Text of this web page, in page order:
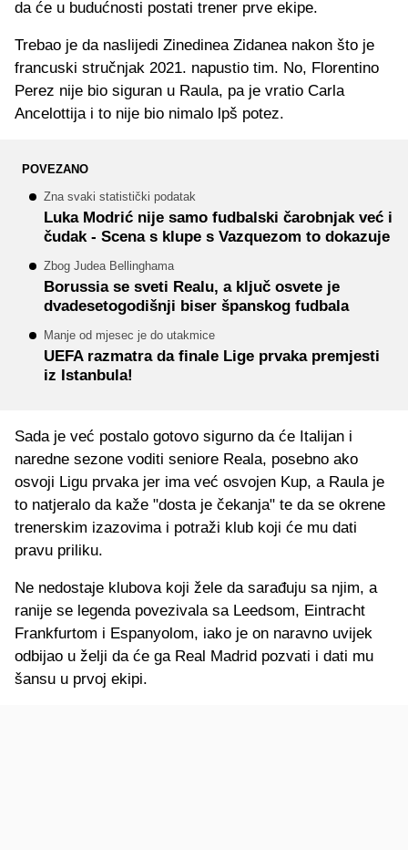
da će u budućnosti postati trener prve ekipe.
Trebao je da naslijedi Zinedinea Zidanea nakon što je
francuski stručnjak 2021. napustio tim. No, Florentino
Perez nije bio siguran u Raula, pa je vratio Carla
Ancelottija i to nije bio nimalo lpš potez.
POVEZANO
Zna svaki statistički podatak
Luka Modrić nije samo fudbalski čarobnjak već i
čudak - Scena s klupe s Vazquezom to dokazuje
Zbog Judea Bellinghama
Borussia se sveti Realu, a ključ osvete je
dvadesetogodišnji biser španskog fudbala
Manje od mjesec je do utakmice
UEFA razmatra da finale Lige prvaka premjesti
iz Istanbula!
Sada je već postalo gotovo sigurno da će Italijan i
naredne sezone voditi seniore Reala, posebno ako
osvoji Ligu prvaka jer ima već osvojen Kup, a Raula je
to natjeralo da kaže "dosta je čekanja" te da se okrene
trenerskim izazovima i potraži klub koji će mu dati
pravu priliku.
Ne nedostaje klubova koji žele da sarađuju sa njim, a
ranije se legenda povezivala sa Leedsom, Eintracht
Frankfurtom i Espanyolom, iako je on naravno uvijek
odbijao u želji da će ga Real Madrid pozvati i dati mu
šansu u prvoj ekipi.